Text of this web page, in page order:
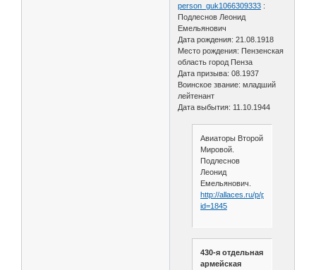
person_guk1066309333 :
Подлеснов Леонид
Емельянович
Дата рождения: 21.08.1918
Место рождения: Пензенская
область город Пенза
Дата призыва: 08.1937
Воинское звание: младший
лейтенант
Дата выбытия: 11.10.1944
Авиаторы Второй
Мировой.
Подлеснов
Леонид
Емельянович.
http://allaces.ru/p/people.php?
id=1845
430-я отдельная
армейская